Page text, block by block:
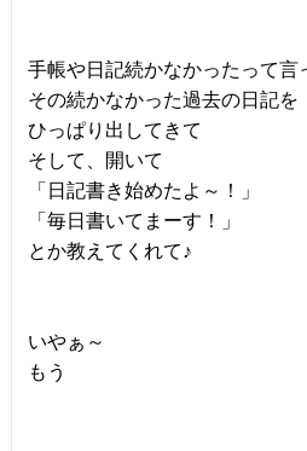
手帳や日記続かなかったって言
その続かなかった過去の日記を
ひっぱり出してきて
そして、開いて
「日記書き始めたよ～！」
「毎日書いてまーす！」
とか教えてくれて♪
いやぁ～
もう